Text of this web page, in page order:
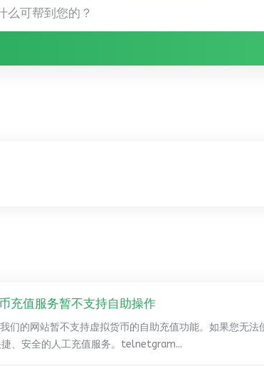
充值服务暂不支持自助操作
们的网站暂不支持虚拟货币的自助充值功能。如果您无
、安全的人工充值服务。telnetgram...